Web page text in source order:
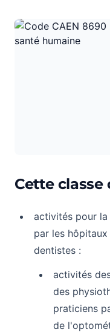
Cette
activités pour la
par les
dentistes :
activités
des
praticiens
de